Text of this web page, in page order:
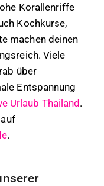
Korallenriffe
Kochkurse,
machen deinen
Viele
über
Entspannung
Urlaub Thailand.
.